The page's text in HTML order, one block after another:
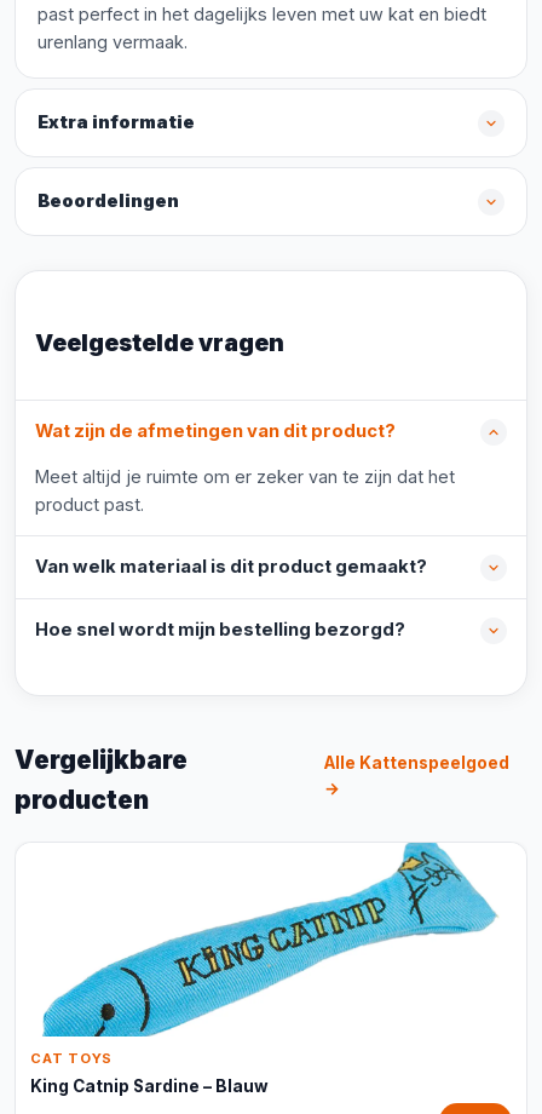
past perfect in het dagelijks leven met uw kat en biedt
urenlang vermaak.
Extra informatie
Beoordelingen
Veelgestelde vragen
Wat zijn de afmetingen van dit product?
Meet altijd je ruimte om er zeker van te zijn dat het
product past.
Van welk materiaal is dit product gemaakt?
Hoe snel wordt mijn bestelling bezorgd?
Vergelijkbare
producten
Alle Kattenspeelgoed
→
CAT TOYS
King Catnip Sardine – Blauw